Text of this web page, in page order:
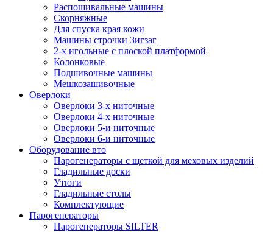
Распошивальные машины
Скорняжные
Для спуска края кожи
Машины строчки Зигзаг
2-х игольные с плоской платформой
Колонковые
Подшивочные машины
Мешкозашивочные
Оверлоки
Оверлоки 3-х ниточные
Оверлоки 4-х ниточные
Оверлоки 5-и ниточные
Оверлоки 6-и ниточные
Оборудование вто
Парогенераторы с щеткой для меховых изделий
Гладильные доски
Утюги
Гладильные столы
Комплектующие
Парогенераторы
Парогенераторы SILTER